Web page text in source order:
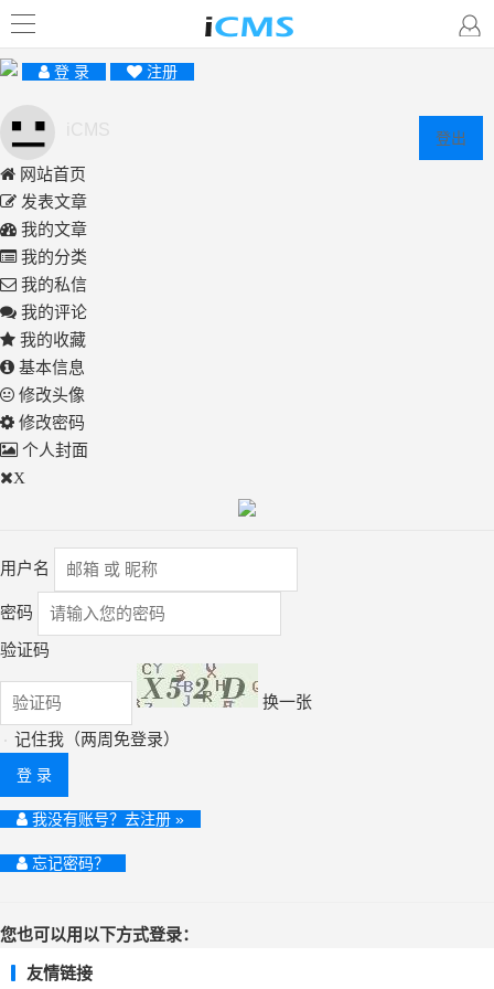
登 录 注册
登出
网站首页
发表文章
我的文章
我的分类
我的私信
我的评论
我的收藏
基本信息
修改头像
修改密码
个人封面
X
用户名
密码
验证码
换一张
记住我（两周免登录）
登 录
我没有账号？去注册 »
忘记密码？
您也可以用以下方式登录：
友情链接